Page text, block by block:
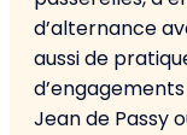
d’alternance
aussi de
Jean de Passy